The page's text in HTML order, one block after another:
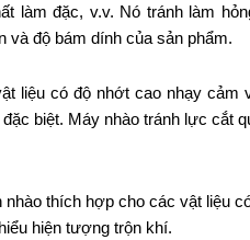
làm đặc, v.v. Nó tránh làm
và độ bám dính của sản phẩm.
liệu có độ nhớt cao nhạy cảm
biệt. Máy nhào tránh lực cắt
nhào thích hợp cho các vật liệu
hiện tượng trộn khí.